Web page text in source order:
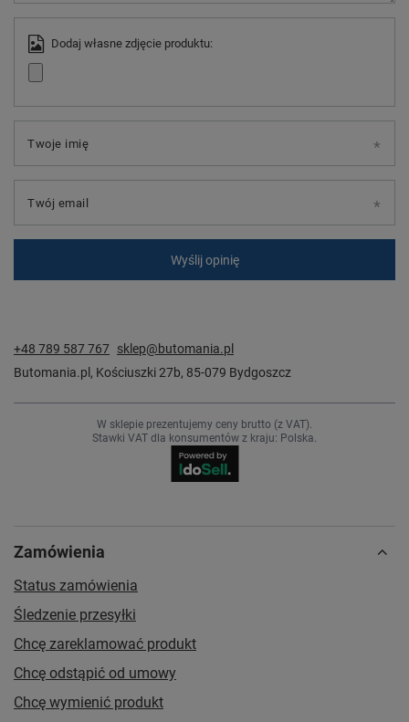
Dodaj własne zdjęcie produktu:
Twoje imię
Twój email
Wyślij opinię
+48 789 587 767 sklep@butomania.pl
Butomania.pl , Kościuszki 27b, 85-079 Bydgoszcz
W sklepie prezentujemy ceny brutto (z VAT).
Stawki VAT dla konsumentów z kraju: Polska.
Zamówienia
Status zamówienia
Śledzenie przesyłki
Chcę zareklamować produkt
Chcę odstąpić od umowy
Chcę wymienić produkt